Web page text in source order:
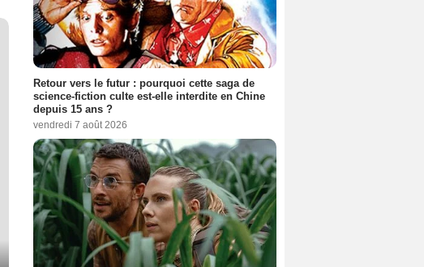
Retour vers le futur : pourquoi cette saga de
science-fiction culte est-elle interdite en Chine
depuis 15 ans ?
vendredi 7 août 2026